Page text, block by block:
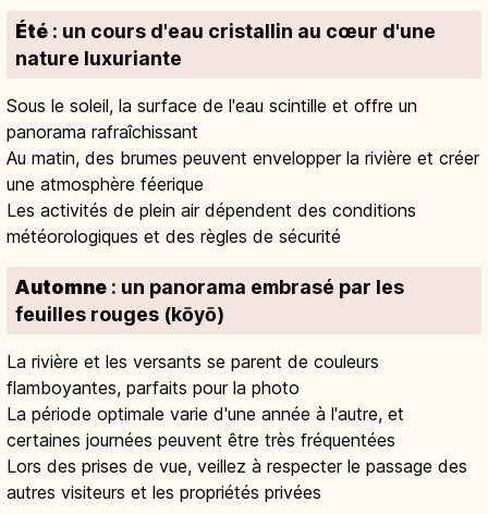
Été : un cours d'eau cristallin au cœur d'une
nature luxuriante
Sous le soleil, la surface de l'eau scintille et offre un
panorama rafraîchissant
Au matin, des brumes peuvent envelopper la rivière et créer
une atmosphère féerique
Les activités de plein air dépendent des conditions
météorologiques et des règles de sécurité
Automne : un panorama embrasé par les
feuilles rouges (kōyō)
La rivière et les versants se parent de couleurs
flamboyantes, parfaits pour la photo
La période optimale varie d'une année à l'autre, et
certaines journées peuvent être très fréquentées
Lors des prises de vue, veillez à respecter le passage des
autres visiteurs et les propriétés privées